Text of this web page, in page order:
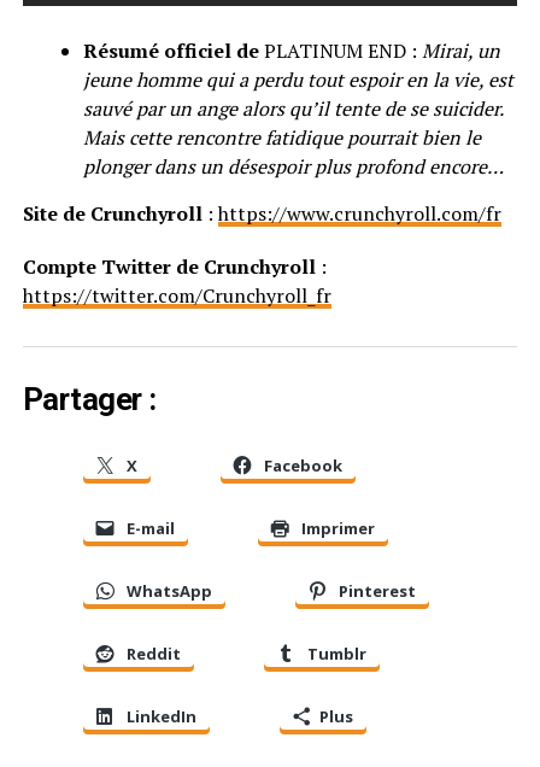
Résumé officiel dePLATINUM END : Mirai, un
jeune homme qui a perdu tout espoir en la vie, est
sauvé par un ange alors qu’il tente de se suicider.
Mais cette rencontre fatidique pourrait bien le
plonger dans un désespoir plus profond encore…
Site de Crunchyroll :https://www.crunchyroll.com/fr
Compte Twitter de Crunchyroll:
https://twitter.com/Crunchyroll_fr
Partager :
X Facebook
E-mail Imprimer
WhatsApp Pinterest
Reddit Tumblr
LinkedIn Plus